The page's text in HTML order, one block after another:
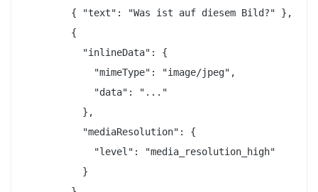
        { "text": "Was ist auf diesem Bild?" },
        {
          "inlineData": {
            "mimeType": "image/jpeg",
            "data": "..."
          },
          "mediaResolution": {
            "level": "media_resolution_high"
          }